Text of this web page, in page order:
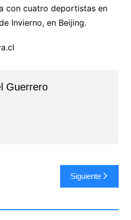
con cuatro deportistas en
Invierno, en Beijing.
Guerrero
Siguiente